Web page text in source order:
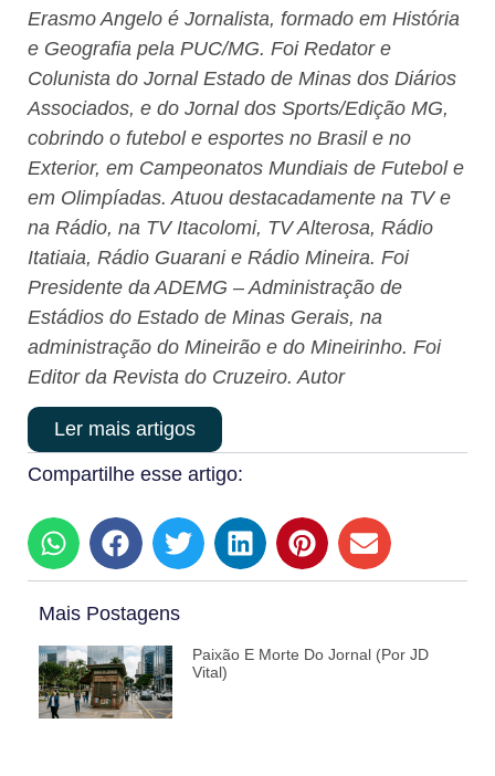
Erasmo Angelo é Jornalista, formado em História
e Geografia pela PUC/MG. Foi Redator e
Colunista do Jornal Estado de Minas dos Diários
Associados, e do Jornal dos Sports/Edição MG,
cobrindo o futebol e esportes no Brasil e no
Exterior, em Campeonatos Mundiais de Futebol e
em Olimpíadas. Atuou destacadamente na TV e
na Rádio, na TV Itacolomi, TV Alterosa, Rádio
Itatiaia, Rádio Guarani e Rádio Mineira. Foi
Presidente da ADEMG – Administração de
Estádios do Estado de Minas Gerais, na
administração do Mineirão e do Mineirinho. Foi
Editor da Revista do Cruzeiro. Autor
Ler mais artigos
Compartilhe esse artigo:
Mais Postagens
Paixão E Morte Do Jornal (por JD
Vital)